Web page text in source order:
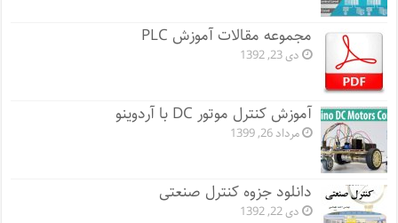
مجموعه مقالات آموزش PLC
دی 23, 1392
آموزش کنترل موتور DC با آردوینو
مرداد 26, 1399
دانلود جزوه کنترل صنعتی
دی 22, 1392